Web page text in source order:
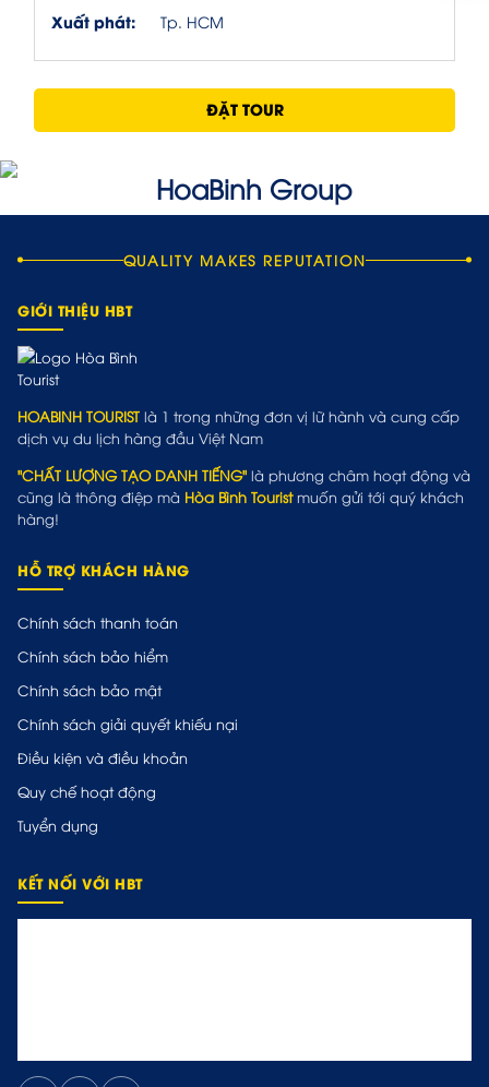
Xuất phát: Tp. HCM
ĐẶT TOUR
QUALITY MAKES REPUTATION
GIỚI THIỆU HBT
HOABINH TOURIST là 1 trong những đơn vị lữ hành và cung cấp
dịch vụ du lịch hàng đầu Việt Nam
"CHẤT LƯỢNG TẠO DANH TIẾNG" là phương châm hoạt động và
cũng là thông điệp mà Hòa Bình Touristmuốn gửi tới quý khách
hàng!
HỖ TRỢ KHÁCH HÀNG
Chính sách thanh toán
Chính sách bảo hiểm
Chính sách bảo mật
Chính sách giải quyết khiếu nại
Điều kiện và điều khoản
Quy chế hoạt động
Tuyển dụng
KẾT NỐI VỚI HBT